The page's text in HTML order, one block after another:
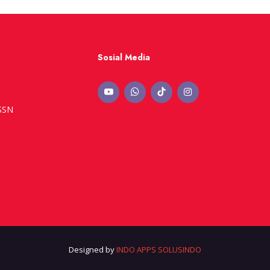
Sosial Media
Designed byINDO APPS SOLUSINDO